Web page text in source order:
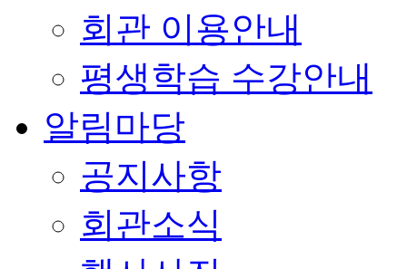
회관 이용안내
평생학습 수강안내
알림마당
공지사항
회관소식